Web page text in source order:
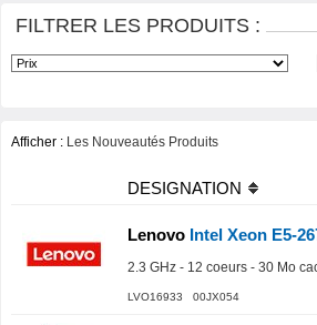
FILTRER LES PRODUITS :
Afficher : Les Nouveautés Produits
DESIGNATION
Lenovo Intel Xeon E5-
2.3 GHz - 12 coeurs - 30 Mo
LVO16933 00JX054